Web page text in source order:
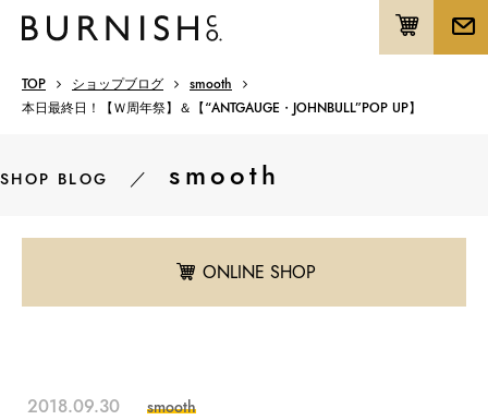
TOP ショップブログ
smooth
本日最終日！【Ｗ周年祭】＆【“ANTGAUGE・JOHNBULL”POP UP】
SHOP BLOG ／ smooth
ONLINE SHOP
2018.09.30 smooth